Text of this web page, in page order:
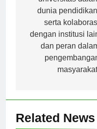
universitas dalam
dunia
serta
dengan institusi
dan peran